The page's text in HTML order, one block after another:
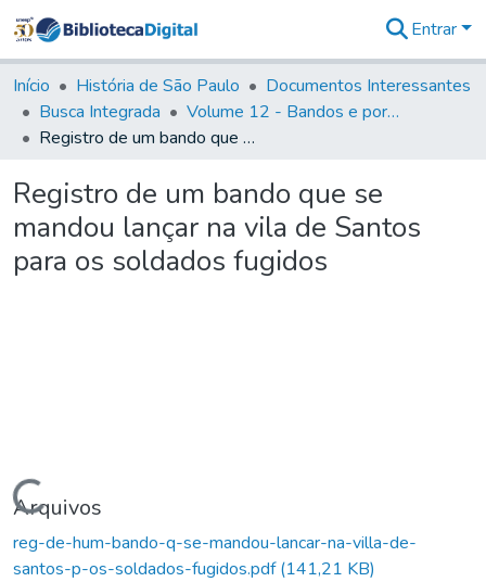
&
Coleções
Tudo na
Biblioteca
Estatísticas
Entrar
Início História de São Paulo
Documentos Interessantes
Busca Integrada
Volume 12 - Bandos e portarias de Rodrigo César de Menezes
Registro de um bando que se mandou lançar na vila de Santos para os soldados fugidos
Registro de um bando que se
mandou lançar na vila de Santos
para os soldados fugidos
Carregando...
Arquivos
reg-de-hum-bando-q-se-mandou-lancar-na-villa-de-
santos-p-os-soldados-fugidos.pdf(141,21 KB)